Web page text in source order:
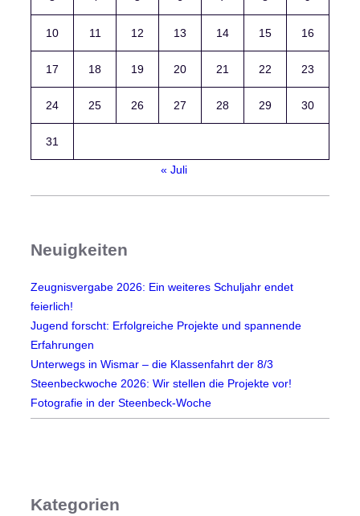
10 11 12 13 14 15 16
17 18 19 20 21 22 23
24 25 26 27 28 29 30
31
« Juli
Neuigkeiten
Zeugnisvergabe 2026: Ein weiteres Schuljahr endet
feierlich!
Jugend forscht: Erfolgreiche Projekte und spannende
Erfahrungen
Unterwegs in Wismar – die Klassenfahrt der 8/3
Steenbeckwoche 2026: Wir stellen die Projekte vor!
Fotografie in der Steenbeck-Woche
Kategorien